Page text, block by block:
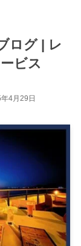
ログ | レ
ビス
4月29日